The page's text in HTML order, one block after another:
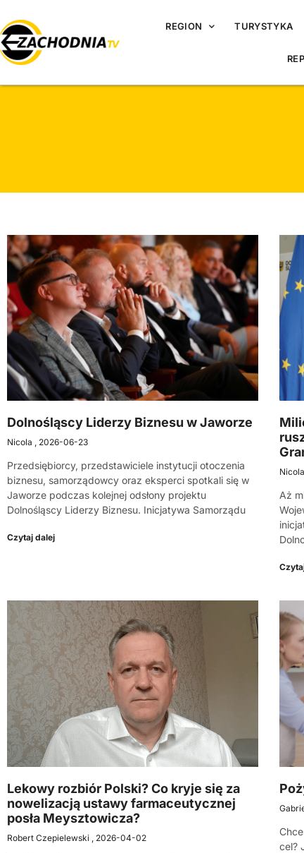
REGION TURYSTYKA
Dolnośląscy Liderzy Biznesu w Jaworze
Nicola 2026-06-23
Przedsiębiorcy, przedstawiciele instytucji otoczenia
biznesu, samorządowcy oraz eksperci spotkali się w
Jaworze podczas kolejnej odsłony projektu
Dolnośląscy Liderzy Biznesu. Inicjatywa Samorządu
Czytaj dalej
Nicola
Aż
Lekowy rozbiór Polski? Co kryje się za
nowelizacją ustawy farmaceutycznej
posła Meysztowicza?
Robert Czepielewski 2026-04-02
cel?